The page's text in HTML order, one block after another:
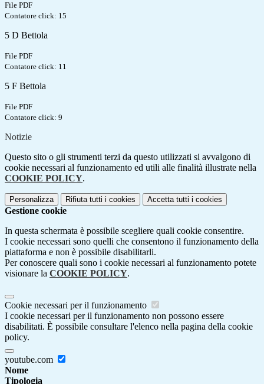
File PDF
Contatore click: 15
5 D Bettola
File PDF
Contatore click: 11
5 F Bettola
File PDF
Contatore click: 9
Notizie
Questo sito o gli strumenti terzi da questo utilizzati si avvalgono di
cookie necessari al funzionamento ed utili alle finalità illustrate nella
COOKIE POLICY.
Personalizza Rifiuta tutti i cookies Accetta tutti i cookies
Gestione cookie
In questa schermata è possibile scegliere quali cookie consentire.
I cookie necessari sono quelli che consentono il funzionamento della
piattaforma e non è possibile disabilitarli.
Per conoscere quali sono i cookie necessari al funzionamento potete
visionare la COOKIE POLICY.
Cookie necessari per il funzionamento
I cookie necessari per il funzionamento non possono essere
disabilitati. È possibile consultare l'elenco nella pagina della cookie
policy.
youtube.com
Nome
Tipologia